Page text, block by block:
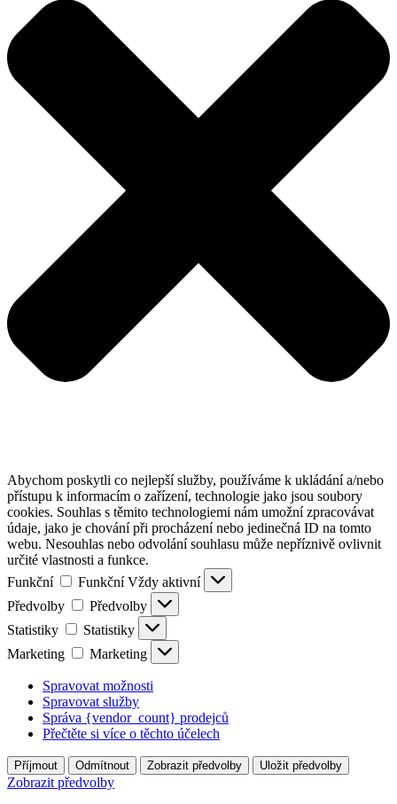
Abychom poskytli co nejlepší služby, používáme k ukládání a/nebo
přístupu k informacím o zařízení, technologie jako jsou soubory
cookies. Souhlas s těmito technologiemi nám umožní zpracovávat
údaje, jako je chování při procházení nebo jedinečná ID na tomto
webu. Nesouhlas nebo odvolání souhlasu může nepříznivě ovlivnit
určité vlastnosti a funkce.
Funkční
Funkční Vždy aktivní
Předvolby
Předvolby
Statistiky
Statistiky
Marketing
Marketing
Spravovat možnosti
Spravovat služby
Správa {vendor_count} prodejců
Přečtěte si více o těchto účelech
Příjmout Odmítnout Zobrazit předvolby Uložit předvolby
Zobrazit předvolby